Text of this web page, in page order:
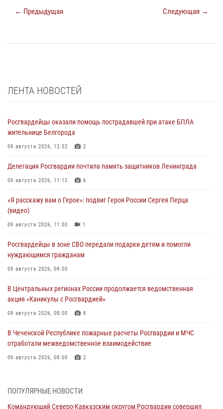
← Предыдущая Следующая →
ЛЕНТА НОВОСТЕЙ
Росгвардейцы оказали помощь пострадавшей при атаке БПЛА
жительнице Белгорода
09 августа 2026, 12:52 2
Делегация Росгвардии почтила память защитников Ленинграда
09 августа 2026, 11:12 6
«Я расскажу вам о Герое»: подвиг Героя России Сергея Перца
(видео)
09 августа 2026, 11:00 1
Росгвардейцы в зоне СВО передали подарки детям и помогли
нуждающимся гражданам
09 августа 2026, 09:00
В Центральных регионах России продолжается ведомственная
акция «Каникулы с Росгвардией»
09 августа 2026, 08:00 8
В Чеченской Республике пожарные расчеты Росгвардии и МЧС
отработали межведомственное взаимодействие
09 августа 2026, 08:00 2
определили на Кубани
ПОПУЛЯРНЫЕ НОВОСТИ
Командующий Северо-Кавказским округом Росгвардии совершил